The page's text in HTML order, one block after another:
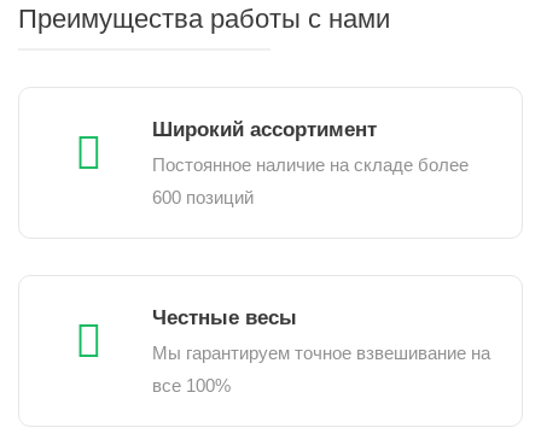
Преимущества работы с нами
Широкий ассортимент
Постоянное наличие на складе более
600 позиций
Честные весы
Мы гарантируем точное взвешивание на
все 100%